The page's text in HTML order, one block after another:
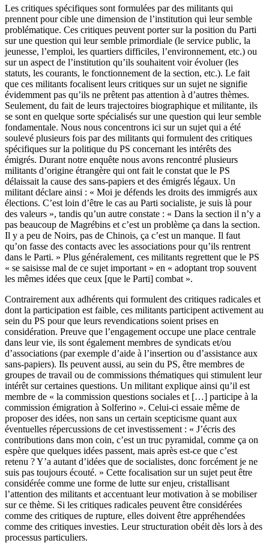
Les critiques spécifiques sont formulées par des militants qui
prennent pour cible une dimension de l’institution qui leur semble
problématique. Ces critiques peuvent porter sur la position du Parti
sur une question qui leur semble primordiale (le service public, la
jeunesse, l’emploi, les quartiers difficiles, l’environnement, etc.) ou
sur un aspect de l’institution qu’ils souhaitent voir évoluer (les
statuts, les courants, le fonctionnement de la section, etc.). Le fait
que ces militants focalisent leurs critiques sur un sujet ne signifie
évidemment pas qu’ils ne prêtent pas attention à d’autres thèmes.
Seulement, du fait de leurs trajectoires biographique et militante, ils
se sont en quelque sorte spécialisés sur une question qui leur semble
fondamentale. Nous nous concentrons ici sur un sujet qui a été
soulevé plusieurs fois par des militants qui formulent des critiques
spécifiques sur la politique du PS concernant les intérêts des
émigrés. Durant notre enquête nous avons rencontré plusieurs
militants d’origine étrangère qui ont fait le constat que le PS
délaissait la cause des sans-papiers et des émigrés légaux. Un
militant déclare ainsi : « Moi je défends les droits des immigrés aux
élections. C’est loin d’être le cas au Parti socialiste, je suis là pour
des valeurs », tandis qu’un autre constate : « Dans la section il n’y a
pas beaucoup de Magrébins et c’est un problème ça dans la section.
Il y a peu de Noirs, pas de Chinois, ça c’est un manque. Il faut
qu’on fasse des contacts avec les associations pour qu’ils rentrent
dans le Parti. » Plus généralement, ces militants regrettent que le PS
« se saisisse mal de ce sujet important » en « adoptant trop souvent
les mêmes idées que ceux [que le Parti] combat ».
Contrairement aux adhérents qui formulent des critiques radicales et
dont la participation est faible, ces militants participent activement au
sein du PS pour que leurs revendications soient prises en
considération. Preuve que l’engagement occupe une place centrale
dans leur vie, ils sont également membres de syndicats et/ou
d’associations (par exemple d’aide à l’insertion ou d’assistance aux
sans-papiers). Ils peuvent aussi, au sein du PS, être membres de
groupes de travail ou de commissions thématiques qui stimulent leur
intérêt sur certaines questions. Un militant explique ainsi qu’il est
membre de « la commission questions sociales et […] participe à la
commission émigration à Solferino ». Celui-ci essaie même de
proposer des idées, non sans un certain scepticisme quant aux
éventuelles répercussions de cet investissement : « J’écris des
contributions dans mon coin, c’est un truc pyramidal, comme ça on
espère que quelques idées passent, mais après est-ce que c’est
retenu ? Y’a autant d’idées que de socialistes, donc forcément je ne
suis pas toujours écouté. » Cette focalisation sur un sujet peut être
considérée comme une forme de lutte sur enjeu, cristallisant
l’attention des militants et accentuant leur motivation à se mobiliser
sur ce thème. Si les critiques radicales peuvent être considérées
comme des critiques de rupture, elles doivent être appréhendées
comme des critiques investies. Leur structuration obéit dès lors à des
processus particuliers.